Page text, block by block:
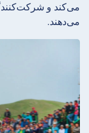
می‌کند و
می‌دهند.